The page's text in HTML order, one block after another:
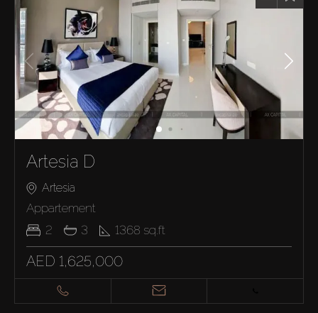
Artesia D
Artesia
Appartement
2
3 1368 sq.ft
AED 1,625,000